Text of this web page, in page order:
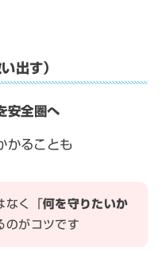
出す）
安全圏へ
かることも
く「 何を守りたいか
のがコツです